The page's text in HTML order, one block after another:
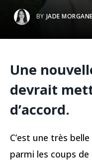
BY JADE MORGANE
Une
devrait
d’accord.
C’est une très
parmi les coups